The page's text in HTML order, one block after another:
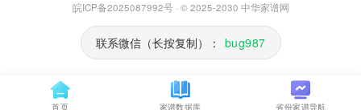
皖ICP备2025087992号· © 2025-2030 中华家谱网
联系微信（长按复制）： bug987
首页 家谱数据库 省份家谱导航